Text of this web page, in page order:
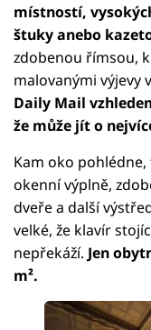
místností,
štuky anebo
zdobenou římsou,
malovanými výjevy
Daily Mail
že může jít o
Kam oko
okenní výplně,
dveře a další
velké, že klavír
nepřekáží. Jen
m².